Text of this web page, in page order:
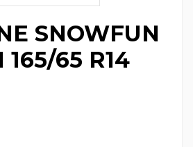
SNOWFUN
165/65 R14